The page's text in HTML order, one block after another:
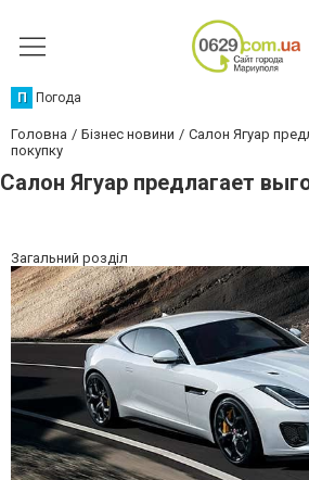
П Погода
Головна Бізнес новини
Салон Ягуар
покупку
Салон Ягуар предлагает
Загальний розділ